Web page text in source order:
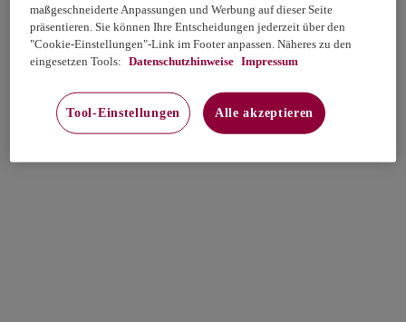
maßgeschneiderte Anpassungen und Werbung auf dieser Seite
präsentieren. Sie können Ihre Entscheidungen jederzeit über den
"Cookie-Einstellungen"-Link im Footer anpassen. Näheres zu den
eingesetzen Tools: Datenschutzhinweise Impressum
Tool-Einstellungen Alle akzeptieren